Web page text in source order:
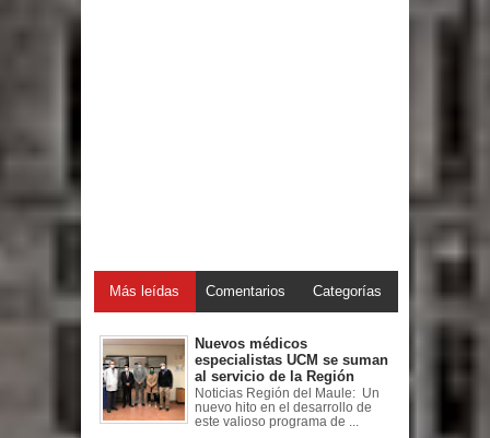
Más leídas Comentarios Categorías
Nuevos médicos
especialistas UCM se suman
al servicio de la Región
Noticias Región del Maule: Un
nuevo hito en el desarrollo de
este valioso programa de ...